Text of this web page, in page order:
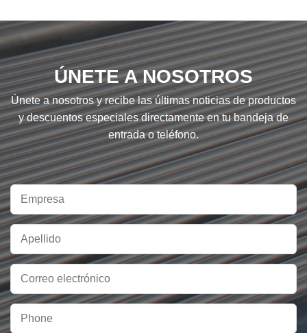
ÚNETE A NOSOTROS
Únete a nosotros y recibe las últimas noticias de productos
y descuentos especiales directamente en tu bandeja de
entrada o teléfono.